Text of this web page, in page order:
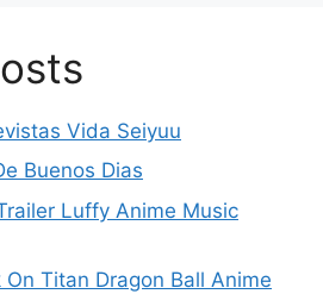
Vida Seiyuu
Buenos Dias
Luffy Anime Music
Titan Dragon Ball Anime